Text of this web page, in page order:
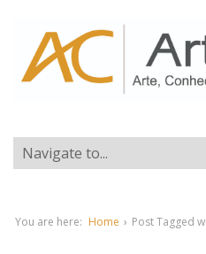
You are here: Home › Post Tagged